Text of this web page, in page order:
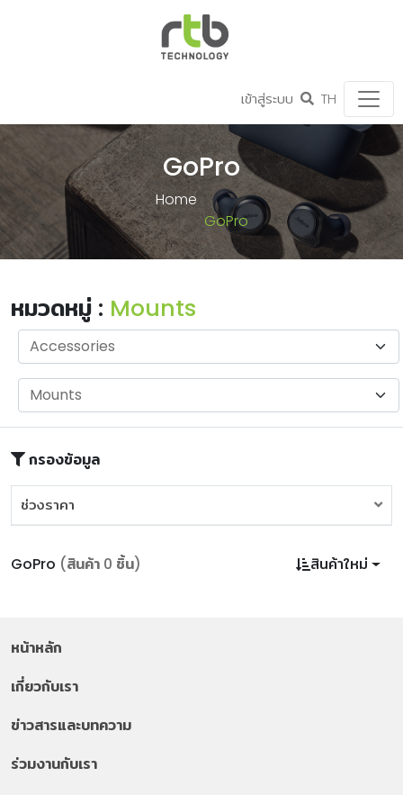
เข้าสู่ระบบ TH
GoPro
Home
GoPro
หมวดหมู่ : Mounts
กรองข้อมูล
ช่วงราคา
GoPro (สินค้า 0 ชิ้น) สินค้าใหม่
หน้าหลัก
เกี่ยวกับเรา
ข่าวสารและบทความ
ร่วมงานกับเรา